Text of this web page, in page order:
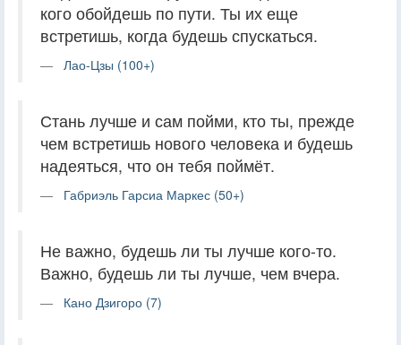
кого обойдешь по пути. Ты их еще
встретишь, когда будешь спускаться.
Лао-Цзы (100+)
Стань лучше и сам пойми, кто ты, прежде
чем встретишь нового человека и будешь
надеяться, что он тебя поймёт.
Габриэль Гарсиа Маркес (50+)
Не важно, будешь ли ты лучше кого-то.
Важно, будешь ли ты лучше, чем вчера.
Кано Дзигоро (7)